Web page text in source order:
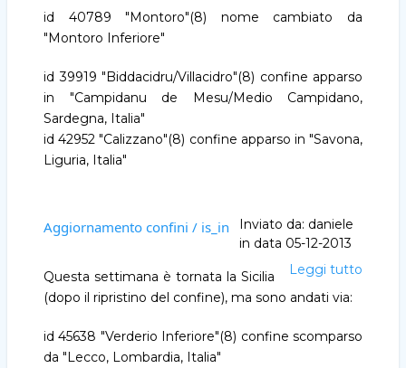
id 40789 "Montoro"(8) nome cambiato da
"Montoro Inferiore"
id 39919 "Biddacidru/Villacidro"(8) confine apparso
in "Campidanu de Mesu/Medio Campidano,
Sardegna, Italia"
id 42952 "Calizzano"(8) confine apparso in "Savona,
Liguria, Italia"
Aggiornamento confini / is_in Inviato da: daniele
in data 05-12-2013
Leggi tutto
Questa settimana è tornata la Sicilia
(dopo il ripristino del confine), ma sono andati via:
id 45638 "Verderio Inferiore"(8) confine scomparso
da "Lecco, Lombardia, Italia"